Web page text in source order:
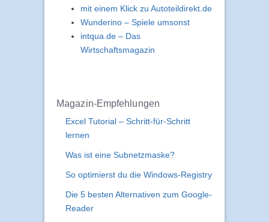
mit einem Klick zu Autoteildirekt.de
Wunderino – Spiele umsonst
intqua.de – Das
Wirtschaftsmagazin
Magazin-Empfehlungen
Excel Tutorial – Schritt-für-Schritt
lernen
Was ist eine Subnetzmaske?
So optimierst du die Windows-Registry
Die 5 besten Alternativen zum Google-
Reader